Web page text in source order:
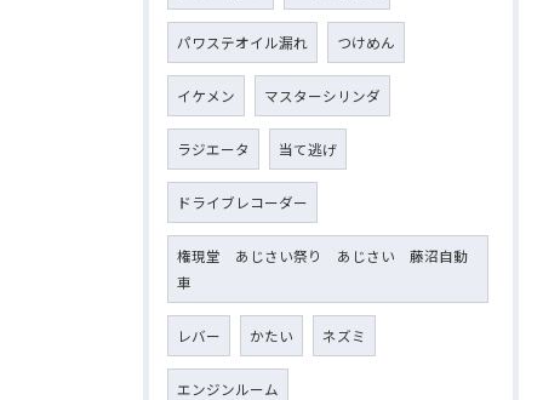
パワステオイル漏れ つけめん
イケメン マスターシリンダ
ラジエータ 当て逃げ
ドライブレコーダー
権現堂 あじさい祭り あじさい 藤沼自動
車
レバー かたい ネズミ
エンジンルーム